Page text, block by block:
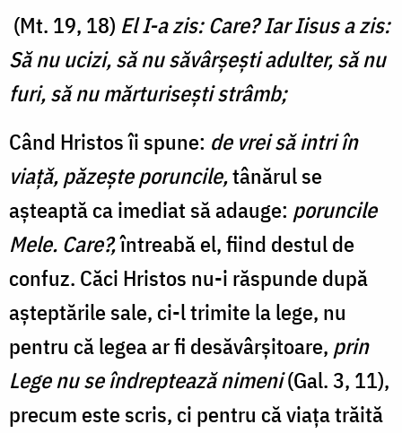
(Mt. 19, 18) El I-a zis: Care? Iar Iisus a zis:
Să nu ucizi, să nu săvârşeşti adulter, să nu
furi, să nu mărturiseşti strâmb;
Când Hristos îi spune: de vrei să intri în
viaţă, păzeşte poruncile,tânărul se
așteaptă ca imediat să adauge: poruncile
Mele. Care?,întreabă el, fiind destul de
confuz. Căci Hristos nu-i răspunde după
așteptările sale, ci-l trimite la lege, nu
pentru că legea ar fi desăvârșitoare, prin
Lege nu se îndreptează nimeni(Gal. 3, 11),
precum este scris, ci pentru că viața trăită